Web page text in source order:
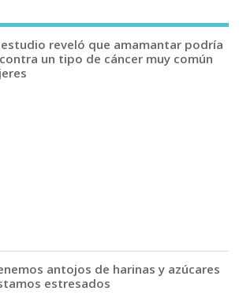
estudio reveló que amamantar podría
un tipo de cáncer muy común
antojos de harinas y azúcares
estresados